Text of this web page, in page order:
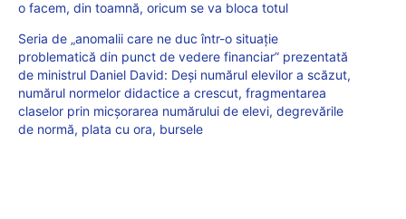
o facem, din toamnă, oricum se va bloca totul
Seria de „anomalii care ne duc într-o situație
problematică din punct de vedere financiar” prezentată
de ministrul Daniel David: Deși numărul elevilor a scăzut,
numărul normelor didactice a crescut, fragmentarea
claselor prin micșorarea numărului de elevi, degrevările
de normă, plata cu ora, bursele